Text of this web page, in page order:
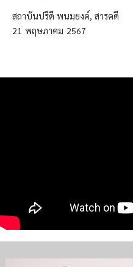
สถาบันปรีดี พนมยงค์, สารคดี
21 พฤษภาคม 2567